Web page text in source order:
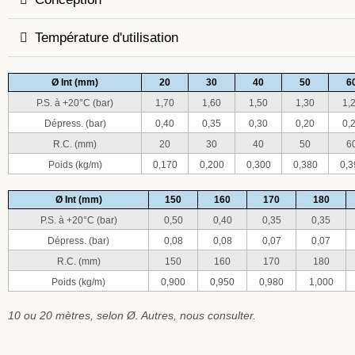
Température d'utilisation
Ø Int (mm) 20 30 40 50
P.S. à +20°C (bar)
1,70 1,60 1,50 1,30
Dépress. (bar)
0,40 0,35 0,30 0,20
R.C. (mm)
20 30 40 50
Poids (kg/m)
0,170 0,200 0,300 0,380
Ø Int (mm) 150 160 170 180
P.S. à +20°C (bar)
0,50 0,40 0,35 0,35
Dépress. (bar)
0,08 0,08 0,07 0,07
R.C. (mm)
150 160 170 180
Poids (kg/m)
0,900 0,950 0,980 1,000
10 ou 20 mètres, selon Ø. Autres, nous consulter.